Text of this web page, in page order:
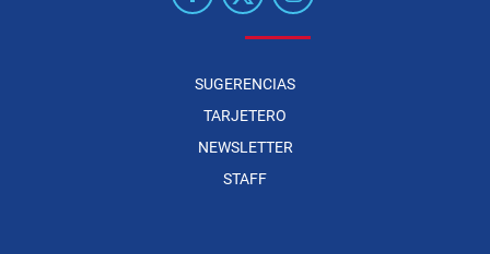
SUGERENCIAS
TARJETERO
NEWSLETTER
STAFF